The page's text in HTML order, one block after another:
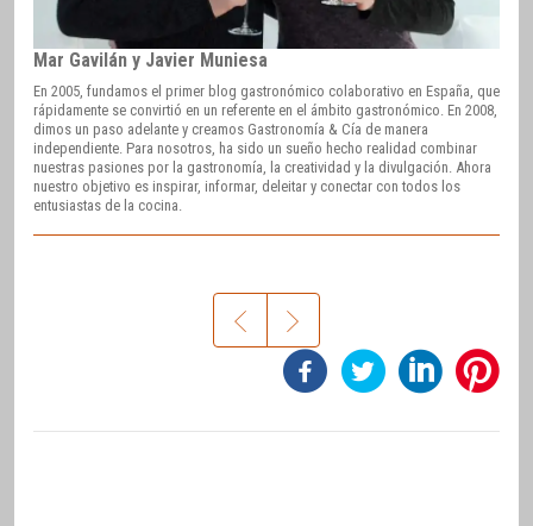
Mar Gavilán y Javier Muniesa
En 2005, fundamos el primer blog gastronómico colaborativo en España, que
rápidamente se convirtió en un referente en el ámbito gastronómico. En 2008,
dimos un paso adelante y creamos Gastronomía & Cía de manera
independiente. Para nosotros, ha sido un sueño hecho realidad combinar
nuestras pasiones por la gastronomía, la creatividad y la divulgación. Ahora
nuestro objetivo es inspirar, informar, deleitar y conectar con todos los
entusiastas de la cocina.